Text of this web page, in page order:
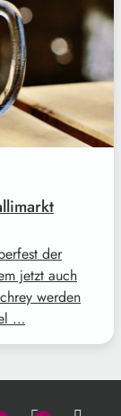
der
jetzt auch
werden
…